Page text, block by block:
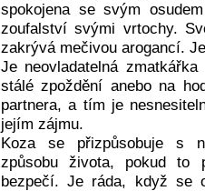
spokojena se svým
zoufalství svými vrtochy.
zakrývá mečivou arogancí.
Je neovladatelná
stálé zpoždění anebo na
partnera, a tím je
jejím zájmu.
Koza se přizpůsobuje s
způsobu života, pokud to
bezpečí. Je ráda, když se